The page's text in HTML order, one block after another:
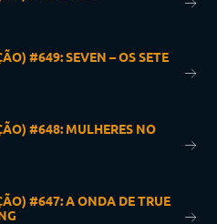
#649: SEVEN – OS SETE
#648: MULHERES NO
#647: A ONDA DE TRUE